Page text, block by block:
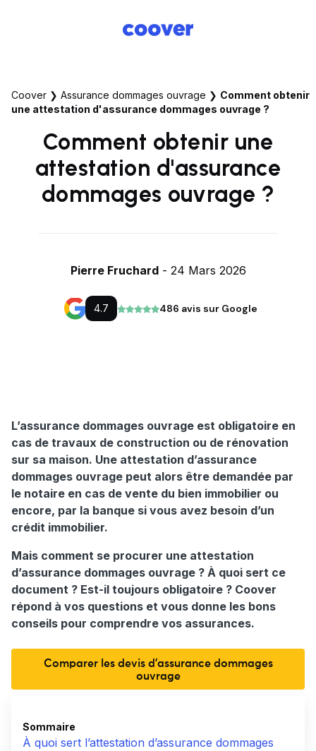
Coover ❯ Assurance dommages ouvrage ❯ Comment obtenir
une attestation d'assurance dommages ouvrage ?
Comment obtenir une
attestation d'assurance
dommages ouvrage ?
Pierre Fruchard- 24 Mars 2026
4.7 486 avis sur Google
L’assurance dommages ouvrage est obligatoire en
cas de travaux de construction ou de rénovation
sur sa maison. Une attestation d’assurance
dommages ouvrage peut alors être demandée par
le notaire en cas de vente du bien immobilier ou
encore, par la banque si vous avez besoin d’un
crédit immobilier.
Mais comment se procurer une attestation
d’assurance dommages ouvrage ? À quoi sert ce
document ? Est-il toujours obligatoire ? Coover
répond à vos questions et vous donne les bons
conseils pour comprendre vos assurances.
Comparer les devis d'assurance dommages
ouvrage
Sommaire
À quoi sert l’attestation d’assurance dommages